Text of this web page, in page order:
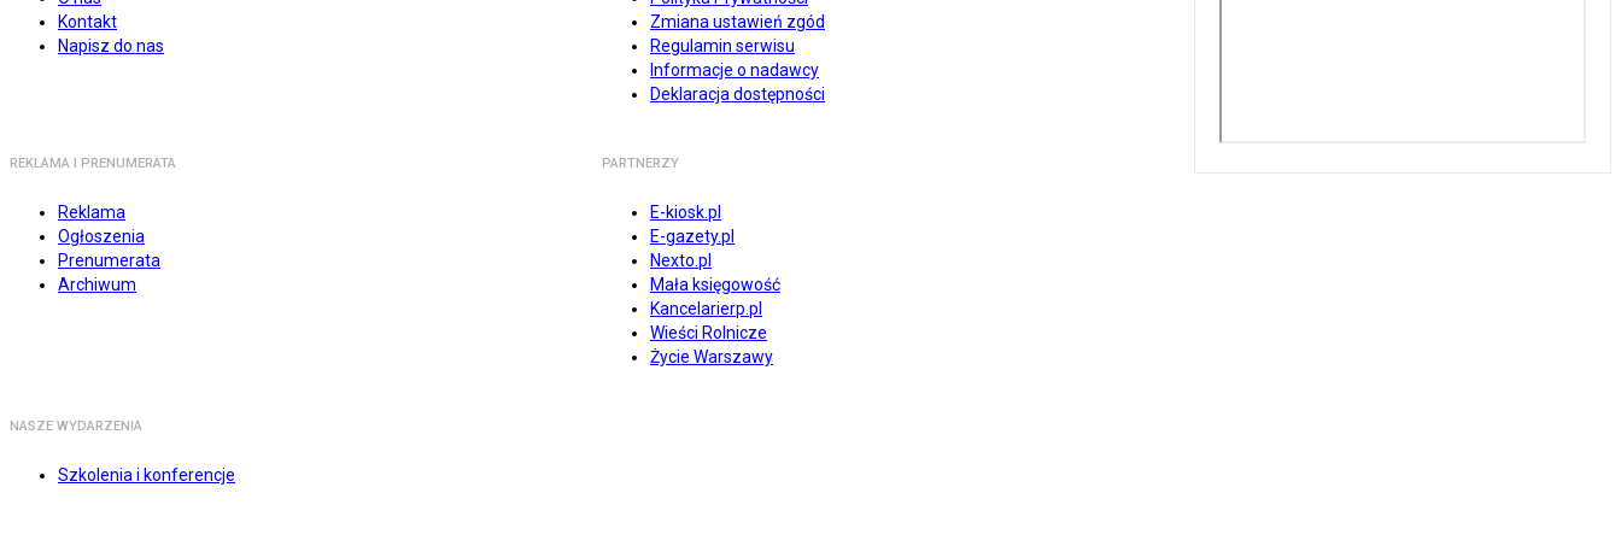
Kontakt
Napisz do nas
Zmiana ustawień zgód
Regulamin serwisu
Informacje o nadawcy
Deklaracja dostępności
REKLAMA I PRENUMERATA
Reklama
Ogłoszenia
Prenumerata
Archiwum
PARTNERZY
E-kiosk.pl
E-gazety.pl
Nexto.pl
Mała księgowość
Kancelarierp.pl
Wieści Rolnicze
Życie Warszawy
NASZE WYDARZENIA
Szkolenia i konferencje